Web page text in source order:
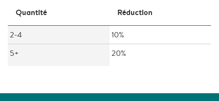
Quantité Réduction
2-4
10%
5+
20%